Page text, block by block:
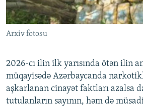
Arxiv fotosu
2026-cı ilin ilk yarısında ötən ilin
müqayisədə Azərbaycanda
aşkarlanan cinayət faktları azalsa
tutulanların sayının, həm də